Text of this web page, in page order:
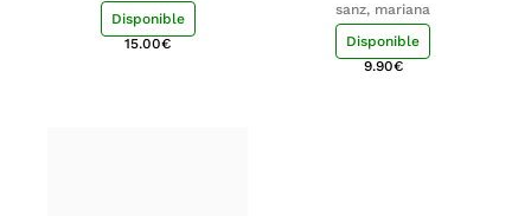
Disponible
15.00€
sanz, mariana
Disponible
9.90€